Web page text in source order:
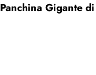
Panchina Gigante